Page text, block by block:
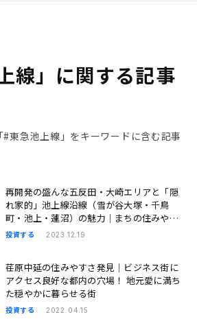
線」に関する記事
#東急池上線」をキーワードに含む記事
再開発の盛んな五反田・大崎エリアと「隠
れ家的」池上線沿線（雪が谷大塚・千鳥
町・池上・蓮沼）の魅力｜まちの住みやす
さ発見
投資する 2023.12.19
荏原中延の住みやすさ発見｜ビジネス街に
アクセス良好な都内の穴場！ 地元愛に満ち
た穏やかに暮らせる街
投資する 2022.04.15